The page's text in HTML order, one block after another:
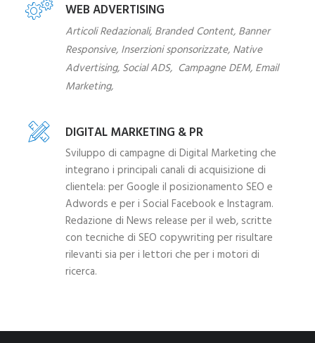
WEB ADVERTISING
Articoli Redazionali, Branded Content, Banner
Responsive, Inserzioni sponsorizzate, Native
Advertising, Social ADS, Campagne DEM, Email
Marketing,
DIGITAL MARKETING & PR
Sviluppo di campagne di Digital Marketing che
integrano i principali canali di acquisizione di
clientela: per Google il posizionamento SEO e
Adwords e per i Social Facebook e Instagram.
Redazione di News release per il web, scritte
con tecniche di SEO copywriting per risultare
rilevanti sia per i lettori che per i motori di
ricerca.